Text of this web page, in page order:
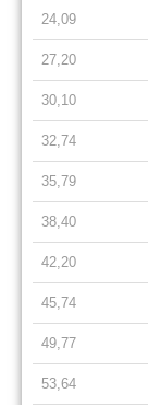
24,09
27,20
30,10
32,74
35,79
38,40
42,20
45,74
49,77
53,64